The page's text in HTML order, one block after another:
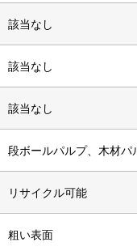
該当なし
該当なし
該当なし
段ボールパルプ、木材パ
リサイクル可能
粗い表面